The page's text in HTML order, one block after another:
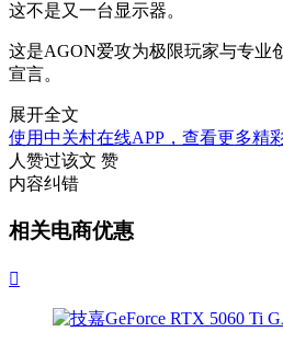
这不是又一台显示器。
这是AGON爱攻为极限玩家与专业
宣言。
展开全文
使用中关村在线APP，查看更多精
人赞过该文 赞
内容纠错
相关电商优惠
